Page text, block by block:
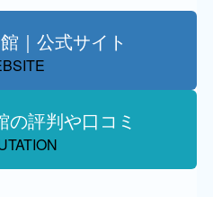
｜公式サイト
の評判や口コミ